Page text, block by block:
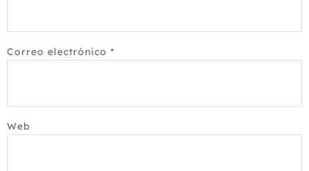
Correo electrónico *
Web